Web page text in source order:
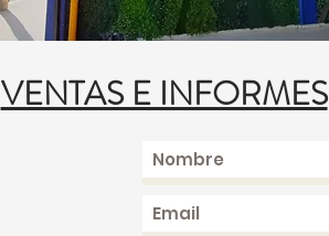
VENTAS E INFORMES